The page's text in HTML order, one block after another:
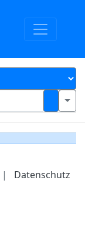
| Datenschutz